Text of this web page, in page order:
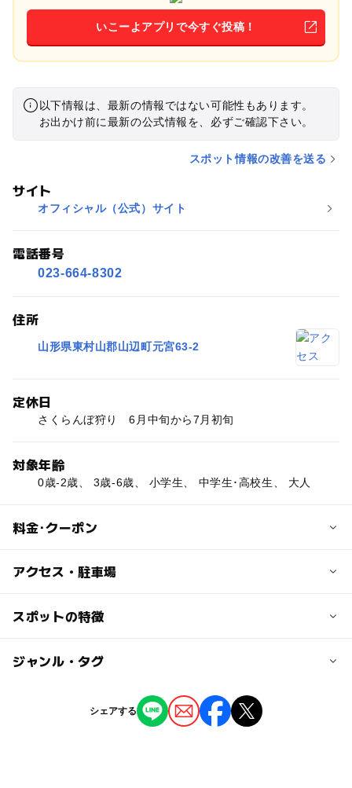
いこーよアプリで今すぐ投稿！
以下情報は、最新の情報ではない可能性もあります。
お出かけ前に最新の公式情報を、必ずご確認下さい。
スポット情報の改善を送る
サイト
オフィシャル（公式）サイト
電話番号
023-664-8302
住所
山形県東村山郡山辺町元宮63-2
定休日
さくらんぼ狩り 6月中旬から7月初旬
対象年齢
0歳-2歳、 3歳-6歳、 小学生、 中学生･高校生、 大人
料金･クーポン
子供の料金
大人の料金
【さくらんぼ狩り】2,000円
アクセス・駐車場
交通アクセス
スポットの特徴
駐車場あり ー
ー 託児所
ジャンル・タグ
シェアする